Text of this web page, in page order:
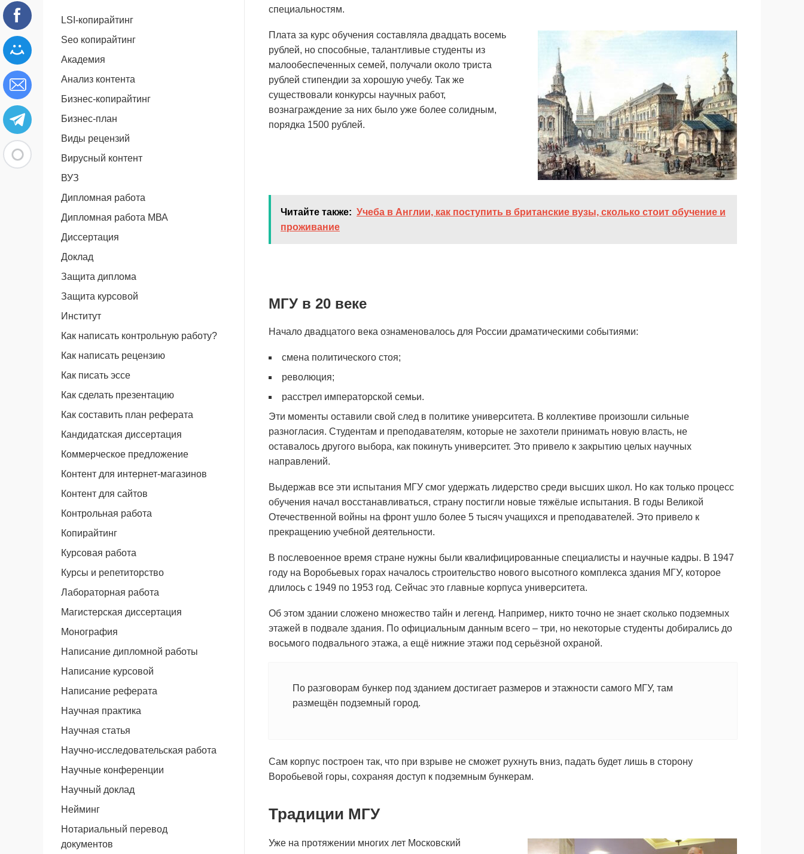
специальностям.
Плата за курс обучения составляла двадцать восемь
рублей, но способные, талантливые студенты из
малообеспеченных семей, получали около триста
рублей стипендии за хорошую учебу. Так же
существовали конкурсы научных работ,
вознаграждение за них было уже более солидным,
порядка 1500 рублей.
Читайте также: Учеба в Англии, как поступить в британские вузы, сколько стоит обучение и
проживание
МГУ в 20 веке
Начало двадцатого века ознаменовалось для России драматическими событиями:
смена политического стоя;
революция;
расстрел императорской семьи.
Эти моменты оставили свой след в политике университета. В коллективе произошли сильные
разногласия. Студентам и преподавателям, которые не захотели принимать новую власть, не
оставалось другого выбора, как покинуть университет. Это привело к закрытию целых научных
направлений.
Выдержав все эти испытания МГУ смог удержать лидерство среди высших школ. Но как только процесс
обучения начал восстанавливаться, страну постигли новые тяжёлые испытания. В годы Великой
Отечественной войны на фронт ушло более 5 тысяч учащихся и преподавателей. Это привело к
прекращению учебной деятельности.
В послевоенное время стране нужны были квалифицированные специалисты и научные кадры. В 1947
году на Воробьевых горах началось строительство нового высотного комплекса здания МГУ, которое
длилось с 1949 по 1953 год. Сейчас это главные корпуса университета.
Об этом здании сложено множество тайн и легенд. Например, никто точно не знает сколько подземных
этажей в подвале здания. По официальным данным всего – три, но некоторые студенты добирались до
восьмого подвального этажа, а ещё нижние этажи под серьёзной охраной.
По разговорам бункер под зданием достигает размеров и этажности самого МГУ, там
размещён подземный город.
Сам корпус построен так, что при взрыве не сможет рухнуть вниз, падать будет лишь в сторону
Воробьевой горы, сохраняя доступ к подземным бункерам.
Традиции МГУ
Уже на протяжении многих лет Московский
LSI-копирайтинг
Seo копирайтинг
Академия
Анализ контента
Бизнес-копирайтинг
Бизнес-план
Виды рецензий
Вирусный контент
ВУЗ
Дипломная работа
Дипломная работа МВА
Диссертация
Доклад
Защита диплома
Защита курсовой
Институт
Как написать контрольную работу?
Как написать рецензию
Как писать эссе
Как сделать презентацию
Как составить план реферата
Кандидатская диссертация
Коммерческое предложение
Контент для интернет-магазинов
Контент для сайтов
Контрольная работа
Копирайтинг
Курсовая работа
Курсы и репетиторство
Лабораторная работа
Магистерская диссертация
Монография
Написание дипломной работы
Написание курсовой
Написание реферата
Научная практика
Научная статья
Научно-исследовательская работа
Научные конференции
Научный доклад
Нейминг
Нотариальный перевод
документов